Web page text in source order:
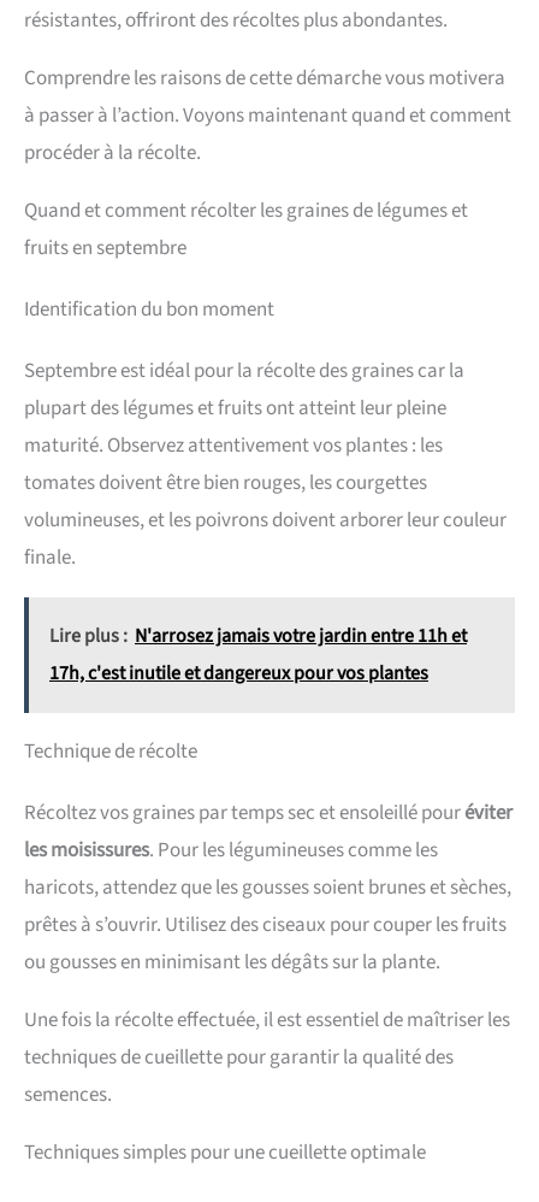
résistantes, offriront des récoltes plus abondantes.
Comprendre les raisons de cette démarche vous motivera
à passer à l’action. Voyons maintenant quand et comment
procéder à la récolte.
Quand et comment récolter les graines de légumes et
fruits en septembre
Identification du bon moment
Septembre est idéal pour la récolte des graines car la
plupart des légumes et fruits ont atteint leur pleine
maturité. Observez attentivement vos plantes : les
tomates doivent être bien rouges, les courgettes
volumineuses, et les poivrons doivent arborer leur couleur
finale.
Lire plus : N'arrosez jamais votre jardin entre 11h et
17h, c'est inutile et dangereux pour vos plantes
Technique de récolte
Récoltez vos graines par temps sec et ensoleillé pouréviter
les moisissures. Pour les légumineuses comme les
haricots, attendez que les gousses soient brunes et sèches,
prêtes à s’ouvrir. Utilisez des ciseaux pour couper les fruits
ou gousses en minimisant les dégâts sur la plante.
Une fois la récolte effectuée, il est essentiel de maîtriser les
techniques de cueillette pour garantir la qualité des
semences.
Techniques simples pour une cueillette optimale